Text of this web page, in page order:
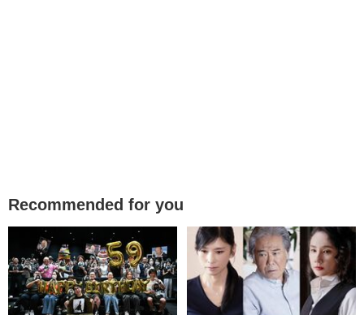
Recommended for you